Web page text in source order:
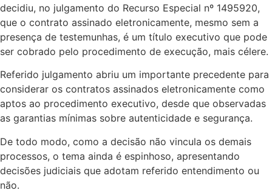
decidiu, no julgamento do Recurso Especial nº 1495920,
que o contrato assinado eletronicamente, mesmo sem a
presença de testemunhas, é um título executivo que pode
ser cobrado pelo procedimento de execução, mais célere.
Referido julgamento abriu um importante precedente para
considerar os contratos assinados eletronicamente como
aptos ao procedimento executivo, desde que observadas
as garantias mínimas sobre autenticidade e segurança.
De todo modo, como a decisão não vincula os demais
processos, o tema ainda é espinhoso, apresentando
decisões judiciais que adotam referido entendimento ou
não.